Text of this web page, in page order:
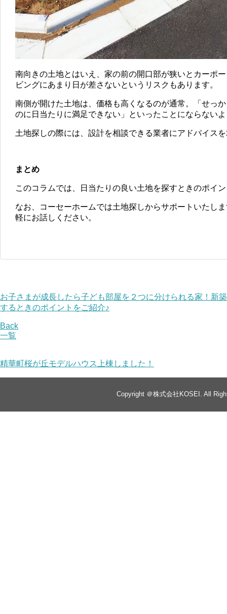
南向きの土地とはいえ、家の前の開口部が狭いとカーポ
ビングにあまり日が差さないというリスクもあります。
南側が開けた土地は、価格も高くなるのが通常。「せっ
のに日当たりに満足できない」といったことにならない
土地探しの際には、設計を相談できる業者にアドバイス
まとめ
このコラムでは、日当たりの良い土地を探すときのポイ
なお、コーセーホームでは土地探しからサポートいたし
軽にお話しください。
お子さまが成長したら子ども部屋を２つに分けられる家！新築
するときのポイントをご紹介♪
Back
一覧
精華町桜が丘モデルハウス上棟しました！
Copyright ＠株式会社KOSEI. All